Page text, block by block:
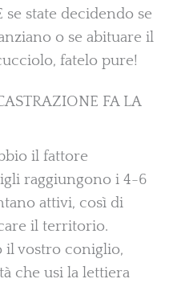
state decidendo se
o se abituare il
fatelo pure!
FA LA
il fattore
raggiungono i 4-6
attivi, così di
il territorio.
il vostro coniglio,
che usi la lettiera